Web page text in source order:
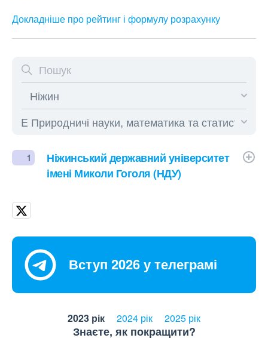
Докладніше про рейтинг і формулу розрахунку
1
Ніжинський державний університет
імені Миколи Гоголя (НДУ)
Вступ 2026 у телеграмі
2023 рік 2024 рік 2025 рік
Знаєте, як покращити?